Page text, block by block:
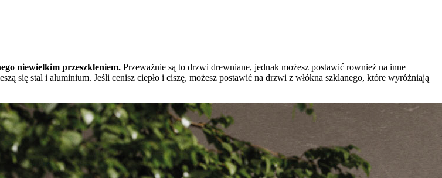
niewielkim przeszkleniem. Przeważnie są to drzwi drewniane, jednak możesz postawić rownież na inne
się stal i aluminium. Jeśli cenisz ciepło i ciszę, możesz postawić na drzwi z włókna szklanego, które wyróżniają